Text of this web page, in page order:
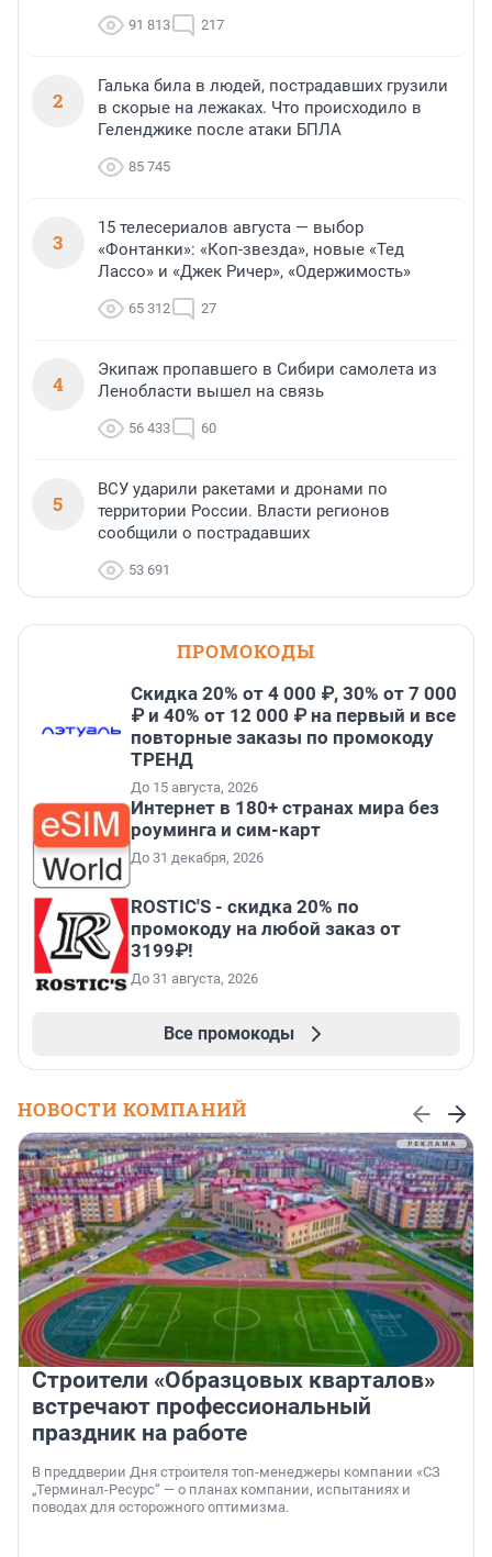
91 813 217
2
Галька била в людей, пострадавших грузили
в скорые на лежаках. Что происходило в
Геленджике после атаки БПЛА
85 745
3
15 телесериалов августа — выбор
«Фонтанки»: «Коп-звезда», новые «Тед
Лассо» и «Джек Ричер», «Одержимость»
65 312 27
4
Экипаж пропавшего в Сибири самолета из
Ленобласти вышел на связь
56 433 60
5
ВСУ ударили ракетами и дронами по
территории России. Власти регионов
сообщили о пострадавших
53 691
ПРОМОКОДЫ
Скидка 20% от 4 000 ₽, 30% от 7 000
₽ и 40% от 12 000 ₽ на первый и все
повторные заказы по промокоду
ТРЕНД
До 15 августа, 2026
Интернет в 180+ странах мира без
роуминга и сим-карт
До 31 декабря, 2026
ROSTIC'S - скидка 20% по
промокоду на любой заказ от
3199₽!
До 31 августа, 2026
Все промокоды
НОВОСТИ КОМПАНИЙ
Строители «Образцовых кварталов»
встречают профессиональный
праздник на работе
В преддверии Дня строителя топ-менеджеры компании «СЗ
„Терминал-Ресурс“ — о планах компании, испытаниях и
поводах для осторожного оптимизма.